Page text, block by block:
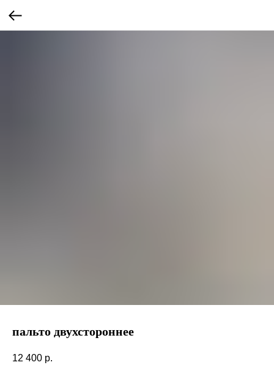
пальто двухстороннее
12 400 р.